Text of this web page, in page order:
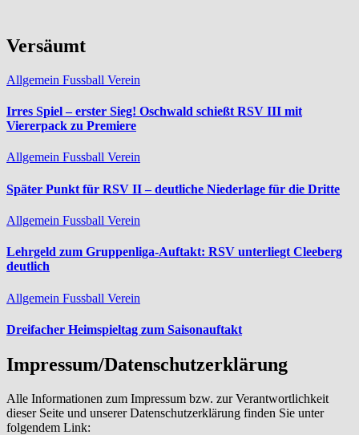
Versäumt
Allgemein Fussball Verein
Irres Spiel – erster Sieg! Oschwald schießt RSV III mit
Viererpack zu Premiere
Allgemein Fussball Verein
Später Punkt für RSV II – deutliche Niederlage für die Dritte
Allgemein Fussball Verein
Lehrgeld zum Gruppenliga-Auftakt: RSV unterliegt Cleeberg
deutlich
Allgemein Fussball Verein
Dreifacher Heimspieltag zum Saisonauftakt
Impressum/Datenschutzerklärung
Alle Informationen zum Impressum bzw. zur Verantwortlichkeit
dieser Seite und unserer Datenschutzerklärung finden Sie unter
folgendem Link: